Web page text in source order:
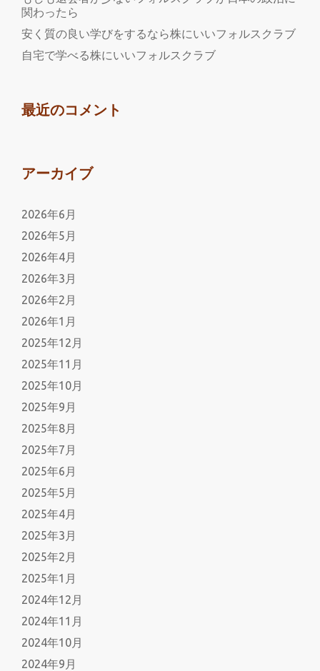
関わったら
安く質の良い学びをするなら株にいいフォルスクラブ
自宅で学べる株にいいフォルスクラブ
最近のコメント
アーカイブ
2026年6月
2026年5月
2026年4月
2026年3月
2026年2月
2026年1月
2025年12月
2025年11月
2025年10月
2025年9月
2025年8月
2025年7月
2025年6月
2025年5月
2025年4月
2025年3月
2025年2月
2025年1月
2024年12月
2024年11月
2024年10月
2024年9月